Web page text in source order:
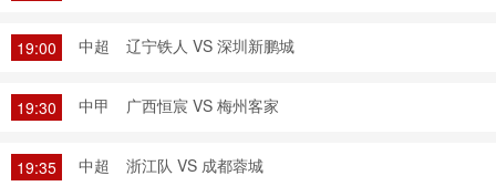
19:00 中超 辽宁铁人 VS 深圳新鹏城
19:30 中甲 广西恒宸 VS 梅州客家
19:35 中超 浙江队 VS 成都蓉城